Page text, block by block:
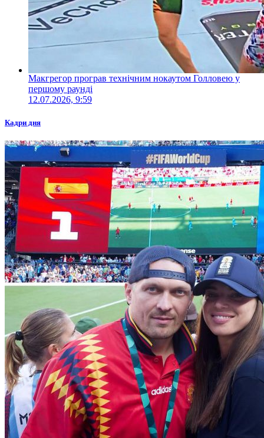
Макгрегор програв технічним нокаутом Голловею у
першому раунді
12.07.2026, 9:59
Кадри дня